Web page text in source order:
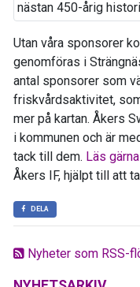
Nyheter som RSS-
Utan våra sponsorer
genomföras i
antal sponsorer som
friskvårdsaktivitet,
mer på kartan. Åkers
i kommunen och är
tack till dem. Läs
Åkers IF, hjälpt till att
DELA